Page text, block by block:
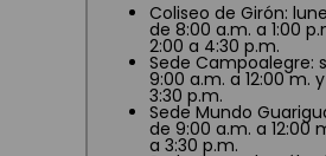
Coliseo de Girón:
de 8:00 a.m. a 1:00
2:00 a 4:30 p.m.
Sede Campoalegre:
9:00 a.m. a 12:00 m.
3:30 p.m.
Sede Mundo
de 9:00 a.m. a 12:00
a 3:30 p.m.